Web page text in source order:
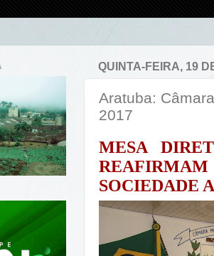
QUINTA-FEIRA, 19
Aratuba:
2017
MESA
SOCIEDADE